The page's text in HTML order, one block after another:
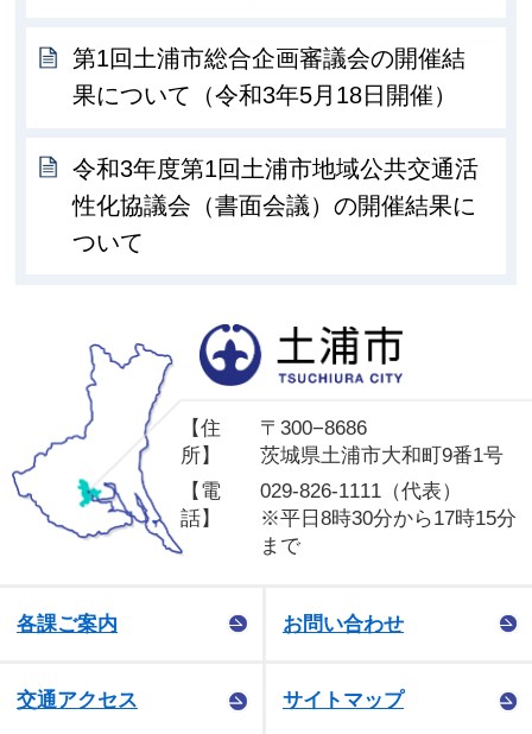
第1回土浦市総合企画審議会の開催結
果について（令和3年5月18日開催）
令和3年度第1回土浦市地域公共交通活
性化協議会（書面会議）の開催結果に
ついて
【住
所】
〒300−8686
茨城県土浦市大和町9番1号
【電
話】
029-826-1111（代表）
※平日8時30分から17時15分
まで
各課ご案内 お問い合わせ
交通アクセス サイトマップ